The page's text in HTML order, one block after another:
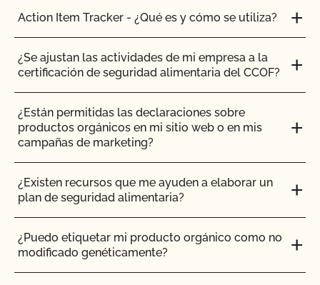
Action Item Tracker - ¿Qué es y cómo se utiliza?
¿Se ajustan las actividades de mi empresa a la
certificación de seguridad alimentaria del CCOF?
¿Están permitidas las declaraciones sobre
productos orgánicos en mi sitio web o en mis
campañas de marketing?
¿Existen recursos que me ayuden a elaborar un
plan de seguridad alimentaria?
¿Puedo etiquetar mi producto orgánico como no
modificado genéticamente?
durante la temporada de pastoreo?
ganadera orgánica?
Alimentada con Pasto?
poseo actualmente?